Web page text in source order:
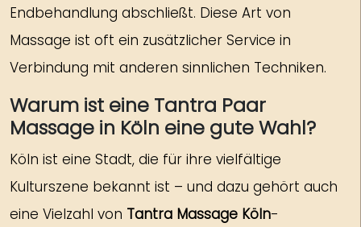
Endbehandlung abschließt. Diese Art von
Massage ist oft ein zusätzlicher Service in
Verbindung mit anderen sinnlichen Techniken.
Warum ist eine Tantra Paar
Massage in Köln eine gute Wahl?
Köln ist eine Stadt, die für ihre vielfältige
Kulturszene bekannt ist – und dazu gehört auch
eine Vielzahl von Tantra Massage Köln-